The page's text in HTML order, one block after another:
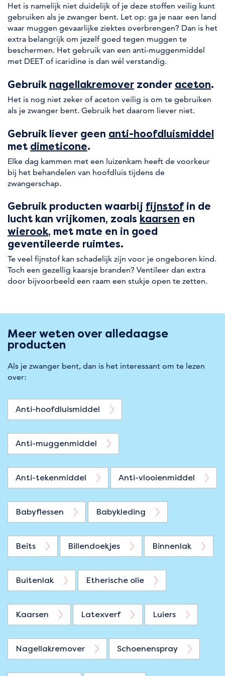
Het is namelijk niet duidelijk of je deze stoffen veilig kunt
gebruiken als je zwanger bent. Let op: ga je naar een land
waar muggen gevaarlijke ziektes overbrengen? Dan is het
extra belangrijk om jezelf goed tegen muggen te
beschermen. Het gebruik van een anti-muggenmiddel
met DEET of icaridine is dan wél verstandig.
Gebruik nagellakremover zonder aceton.
Het is nog niet zeker of aceton veilig is om te gebruiken
als je zwanger bent. Gebruik het daarom liever niet.
Gebruik liever geen anti-hoofdluismiddel
met dimeticone.
Elke dag kammen met een luizenkam heeft de voorkeur
bij het behandelen van hoofdluis tijdens de
zwangerschap.
Gebruik producten waarbij fijnstofin de
lucht kan vrijkomen, zoals kaarsen en
wierook, met mate en in goed
geventileerde ruimtes.
Te veel fijnstof kan schadelijk zijn voor je ongeboren kind.
Toch een gezellig kaarsje branden? Ventileer dan extra
door bijvoorbeeld een raam een stukje open te zetten.
Meer weten over alledaagse
producten
Als je zwanger bent, dan is het interessant om te lezen
over:
Anti-hoofdluismiddel
Anti-muggenmiddel
Anti-tekenmiddel Anti-vlooienmiddel
Babyflessen Babykleding
Beits Billendoekjes Binnenlak
Buitenlak Etherische olie
Kaarsen Latexverf Luiers
Nagellakremover Schoenenspray